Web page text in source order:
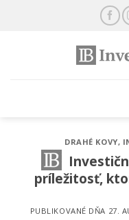
DRAHÉ KOVY,
príležitosť,
PUBLIKOVANÉ DŇA 27.